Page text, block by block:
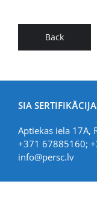
Back
SIA
Aptiekas iela 17A,
+371 67885160;
info@persc.lv